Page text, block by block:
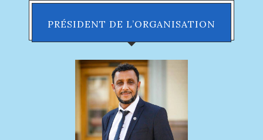
PRÉSIDENT DE L’ORGANISATION